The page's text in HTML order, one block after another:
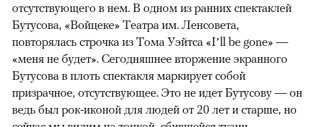
отсутствующего в нем. В одном из ранних спектаклей
Бутусова, «Войцеке» Театра им. Ленсовета,
повторялась строчка из Тома Уэйтса «I’ll be gone» —
«меня не будет». Сегодняшнее вторжение экранного
Бутусова в плоть спектакля маркирует собой
призрачное, отсутствующее. Это не идет Бутусову — он
ведь был рок-иконой для людей от 20 лет и старше, но